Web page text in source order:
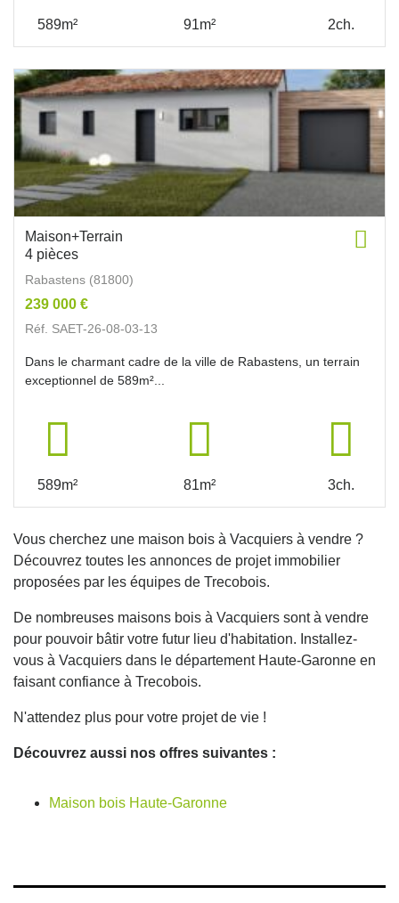
589m² 91m² 2ch.
Maison+Terrain
4 pièces
Rabastens (81800)
239 000 €
Réf. SAET-26-08-03-13
Dans le charmant cadre de la ville de Rabastens, un terrain
exceptionnel de 589m²...
589m² 81m² 3ch.
Vous cherchez une maison bois à Vacquiers à vendre ?
Découvrez toutes les annonces de projet immobilier
proposées par les équipes de Trecobois.
De nombreuses maisons bois à Vacquiers sont à vendre
pour pouvoir bâtir votre futur lieu d'habitation. Installez-
vous à Vacquiers dans le département Haute-Garonne en
faisant confiance à Trecobois.
N'attendez plus pour votre projet de vie !
Découvrez aussi nos offres suivantes :
Maison bois Haute-Garonne